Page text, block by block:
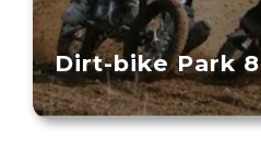
Dirt-bike Park 8